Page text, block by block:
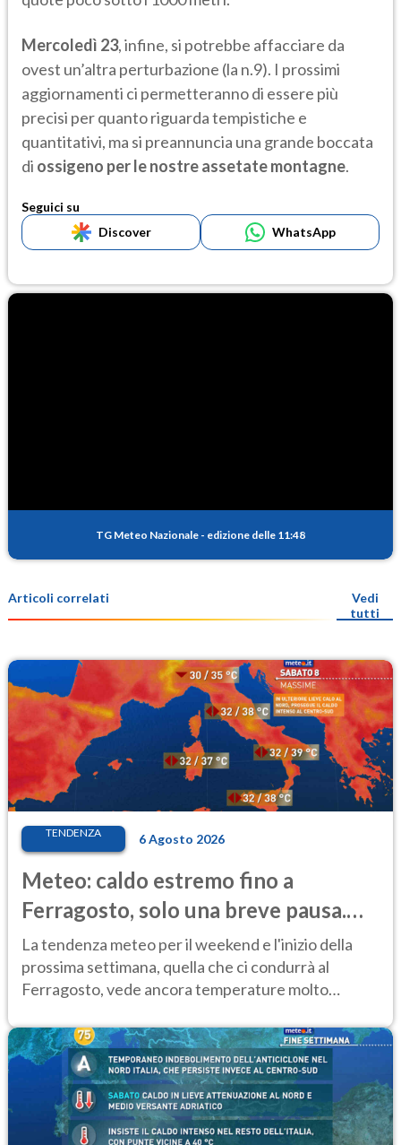
Mercoledì 23, infine, si potrebbe affacciare da
ovest un’altra perturbazione (la n.9). I prossimi
aggiornamenti ci permetteranno di essere più
precisi per quanto riguarda tempistiche e
quantitativi, ma si preannuncia una grande boccata
di ossigeno per le nostre assetate montagne.
Seguici su
Discover
WhatsApp
TG Meteo Nazionale - edizione delle 11:48
Articoli correlati
Vedi
tutti
TENDENZA 6 Agosto 2026
Meteo: caldo estremo fino a
Ferragosto, solo una breve pausa.
Ecco dove
La tendenza meteo per il weekend e l'inizio della
prossima settimana, quella che ci condurrà al
Ferragosto, vede ancora temperature molto